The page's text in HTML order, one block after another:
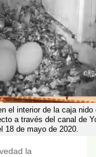
el interior de la caja
a través del canal de
18 de mayo de 2020.
la